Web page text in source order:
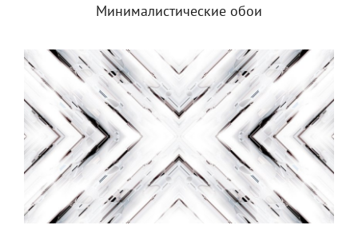
Минималистические обои